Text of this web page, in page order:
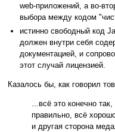
web-приложений, а во-
выбора между кодом
истинно свободный код
должен внутри себя
документацией, и
этот случай лицензией.
Казалось бы, как говорил
...всё это конечно
правильно, всё
и другая сторона